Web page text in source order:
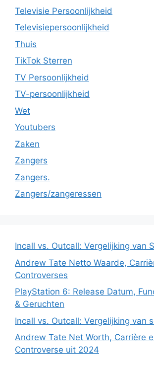
Televisie Persoonlijkheid
Televisiepersoonlijkheid
Thuis
TikTok Sterren
TV Persoonlijkheid
TV-persoonlijkheid
Wet
Youtubers
Zaken
Zangers
Zangers.
Zangers/zangeressen
Incall vs. Outcall: Vergelijking van
Andrew Tate Netto Waarde,
Controverses
PlayStation 6: Release Datum,
& Geruchten
Incall vs. Outcall: Vergelijking van
Andrew Tate Net Worth, Carrière
Controverse uit 2024